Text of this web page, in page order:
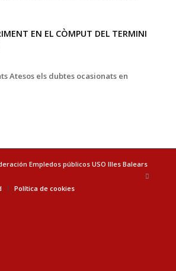
EN EL CÒMPUT DEL TERMINI
Atesos els dubtes ocasionats en
Empledos públicos USO Illes Balears
Política de cookies